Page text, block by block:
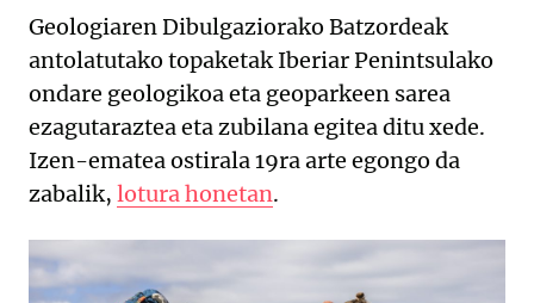
Geologiaren Dibulgaziorako Batzordeak
antolatutako topaketak Iberiar Penintsulako
ondare geologikoa eta geoparkeen sarea
ezagutaraztea eta zubilana egitea ditu xede.
Izen-ematea ostirala 19ra arte egongo da
zabalik, lotura honetan.